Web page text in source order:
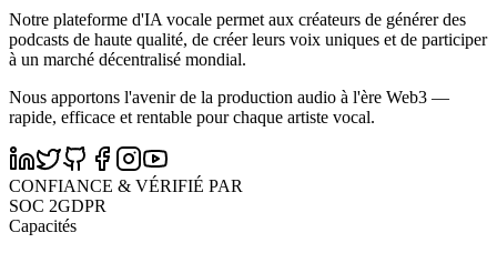
Notre plateforme d'IA vocale permet aux créateurs de générer des
podcasts de haute qualité, de créer leurs voix uniques et de participer
à un marché décentralisé mondial.
Nous apportons l'avenir de la production audio à l'ère Web3 —
rapide, efficace et rentable pour chaque artiste vocal.
CONFIANCE & VÉRIFIÉ PAR
SOC 2GDPR
Capacités